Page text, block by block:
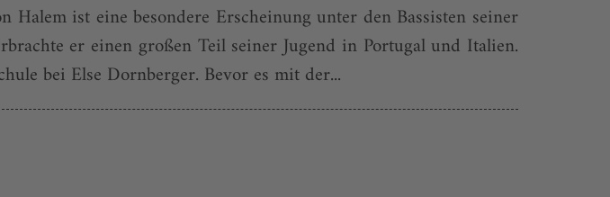
ist eine besondere Erscheinung unter den Bassisten seiner
er einen großen Teil seiner Jugend in Portugal und Italien.
bei Else Dornberger. Bevor es mit der...